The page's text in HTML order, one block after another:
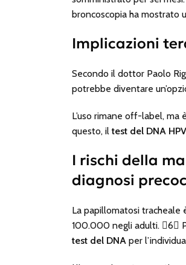
broncoscopia ha mostrato
Implicazioni
Secondo il dottor Paolo
potrebbe diventare
L’uso rimane off-label, ma
questo, iltest del DNA HPV
I rischi della
diagnosi
La papillomatosi tracheale
100.000 negli adulti. 6
test del DNAper